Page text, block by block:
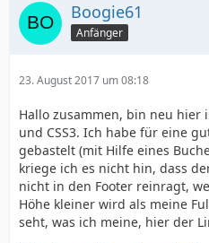
Boogie61
Anfänger
23. August 2017 um 08:18
Hallo zusammen, bin neu hier
und CSS3. Ich habe für eine
gebastelt (mit Hilfe eines
kriege ich es nicht hin, dass
nicht in den Footer reinragt,
Höhe kleiner wird als meine
seht, was ich meine, hier der